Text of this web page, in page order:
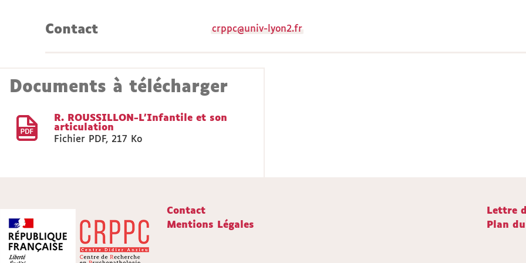
Contact crppc@univ-lyon2.fr
Documents à télécharger
R. ROUSSILLON-L'Infantile et son
articulation
Fichier PDF, 217 Ko
Contact
Lettre
Mentions Légales
Plan